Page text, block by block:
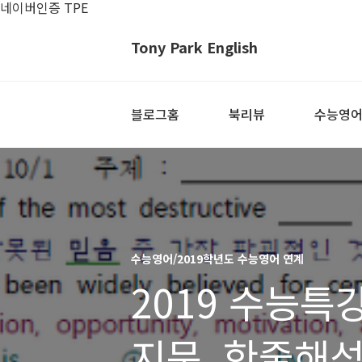
네이버인증 TPE
Tony Park English
블로그홈 북리뷰 수능영어
수능영어/2019학년도 수능영어 연계
2019 수능특